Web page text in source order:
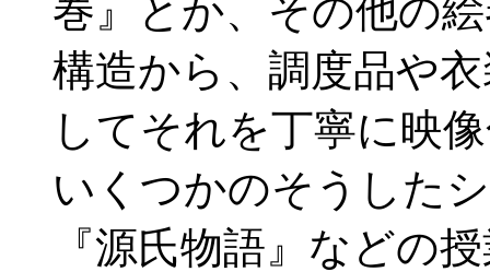
巻』とか、その他の
構造から、調度品や
してそれを丁寧に映
いくつかのそうした
『源氏物語』などの